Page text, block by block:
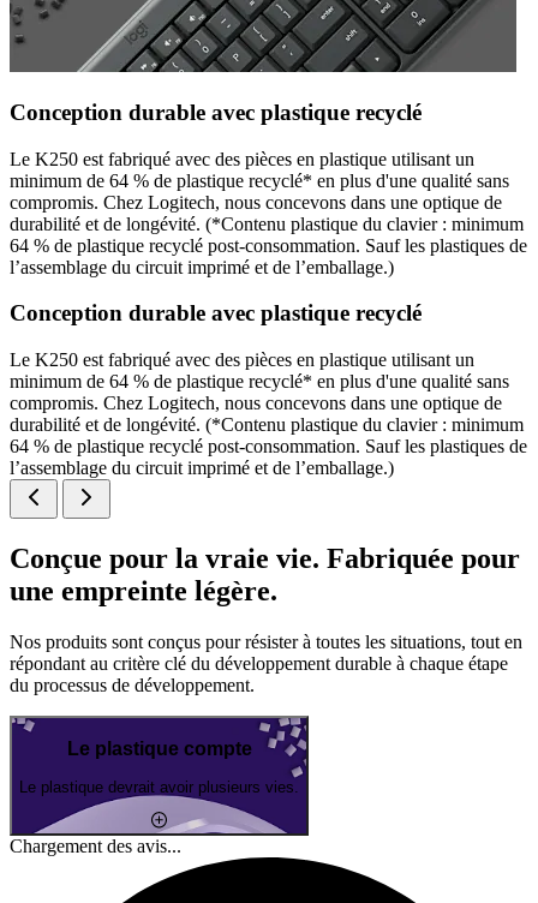
Conception durable avec plastique recyclé
Le K250 est fabriqué avec des pièces en plastique utilisant un
minimum de 64 % de plastique recyclé* en plus d'une qualité sans
compromis. Chez Logitech, nous concevons dans une optique de
durabilité et de longévité. (*Contenu plastique du clavier : minimum
64 % de plastique recyclé post-consommation. Sauf les plastiques de
l’assemblage du circuit imprimé et de l’emballage.)
Conception durable avec plastique recyclé
Le K250 est fabriqué avec des pièces en plastique utilisant un
minimum de 64 % de plastique recyclé* en plus d'une qualité sans
compromis. Chez Logitech, nous concevons dans une optique de
durabilité et de longévité. (*Contenu plastique du clavier : minimum
64 % de plastique recyclé post-consommation. Sauf les plastiques de
l’assemblage du circuit imprimé et de l’emballage.)
Conçue pour la vraie vie. Fabriquée pour
une empreinte légère.
Nos produits sont conçus pour résister à toutes les situations, tout en
répondant au critère clé du développement durable à chaque étape
du processus de développement.
Le plastique compte
Le plastique devrait avoir plusieurs vies.
Chargement des avis...